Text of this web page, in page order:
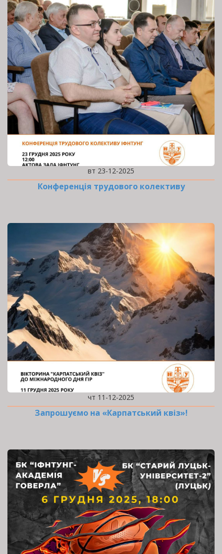
вт 23-12-2025
Конференція трудового колективу
чт 11-12-2025
Запрошуємо на «Карпатський квіз»!